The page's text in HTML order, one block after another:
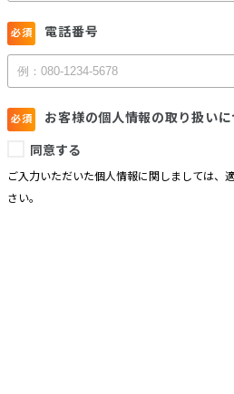
電話番号
お客様の個人情報の取り扱いに
同意する
ご入力いただいた個人情報に関しましては、
さい。